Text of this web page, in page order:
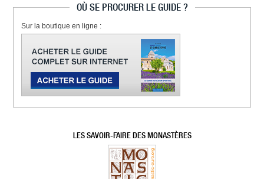
OÙ SE PROCURER LE GUIDE ?
Sur la boutique en ligne :
LES SAVOIR-FAIRE DES MONASTÈRES